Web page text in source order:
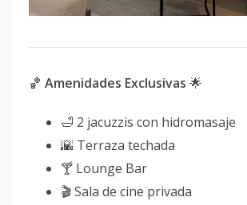
🏀 Amenidades Exclusivas 🌟
🛁 2 jacuzzis con hidromasaje
🌇 Terraza techada
🍸 Lounge Bar
🎬 Sala de cine privada